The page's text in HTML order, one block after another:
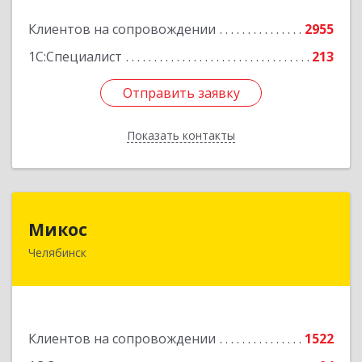
Клиентов на сопровождении
2955
1С:Специалист
213
Отправить заявку
Показать контакты
Отправить заявку
Назад
Микос
Челябинск
Клиентов на сопровождении
1522